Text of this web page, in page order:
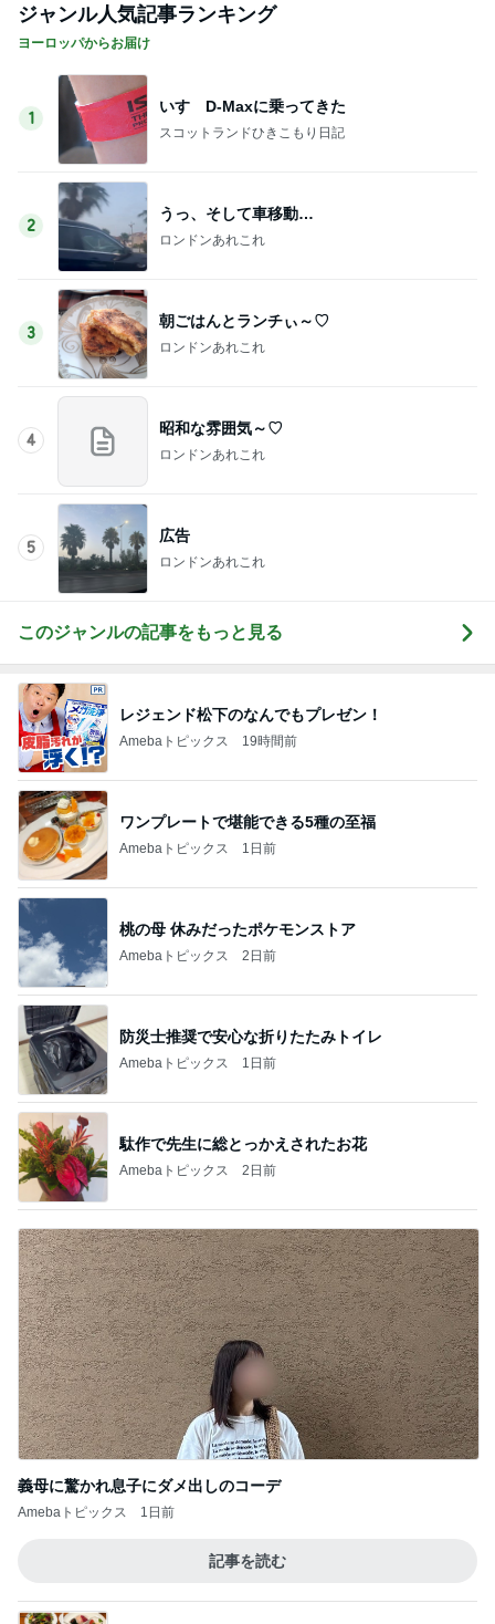
ジャンル人気記事ランキング
ヨーロッパからお届け
1
いすゞD-Maxに乗ってきた
スコットランドひきこもり日記
2
うっ、そして車移動…
ロンドンあれこれ
3
朝ごはんとランチぃ～♡
ロンドンあれこれ
4
昭和な雰囲気～♡
ロンドンあれこれ
5
広告
ロンドンあれこれ
このジャンルの記事をもっと見る
レジェンド松下のなんでもプレゼン！
Amebaトピックス 19時間前
ワンプレートで堪能できる5種の至福
Amebaトピックス 1日前
桃の母 休みだったポケモンストア
Amebaトピックス 2日前
防災士推奨で安心な折りたたみトイレ
Amebaトピックス 1日前
駄作で先生に総とっかえされたお花
Amebaトピックス 2日前
義母に驚かれ息子にダメ出しのコーデ
Amebaトピックス 1日前
記事を読む